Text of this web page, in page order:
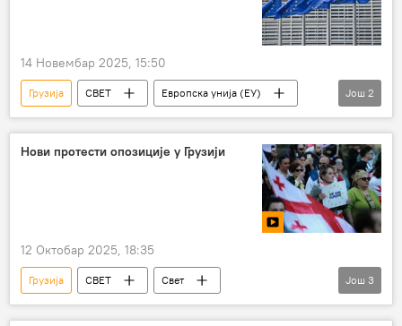
14 Новембар 2025, 15:50
Грузија СВЕТ
Европска унија (ЕУ)
Европска комисија
мешање
Још 2
Нови протести опозиције у Грузији
12 Октобар 2025, 18:35
Грузија СВЕТ
Свет
Свет – политика
протести
Још 3